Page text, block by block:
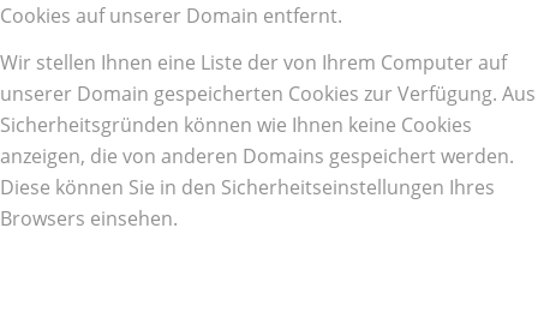
Cookies auf unserer Domain entfernt.
Wir stellen Ihnen eine Liste der von Ihrem Computer auf
unserer Domain gespeicherten Cookies zur Verfügung. Aus
Sicherheitsgründen können wie Ihnen keine Cookies
anzeigen, die von anderen Domains gespeichert werden.
Diese können Sie in den Sicherheitseinstellungen Ihres
Browsers einsehen.